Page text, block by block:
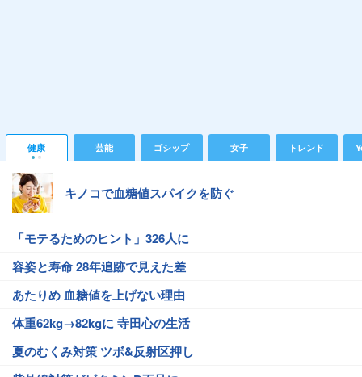
健康 芸能 ゴシップ 女子 トレンド
キノコで血糖値スパイクを防ぐ
「モテるためのヒント」326人に
容姿と寿命 28年追跡で見えた差
あたりめ 血糖値を上げない理由
体重62kg→82kgに 寺田心の生活
夏のむくみ対策 ツボ&反射区押し